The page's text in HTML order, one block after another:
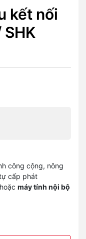
kết nối
công cộng, nông
cấp phát
máy tính nội bộ